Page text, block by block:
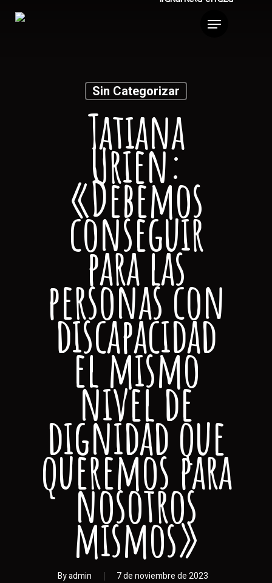
Sin Categorizar
Tatiana
Urien:
«Debemos
conseguir
para las
personas con
discapacidad
el mismo
nivel de
dignidad que
queremos para
nosotros
mismos»
Byadmin 7 de noviembre de 2023